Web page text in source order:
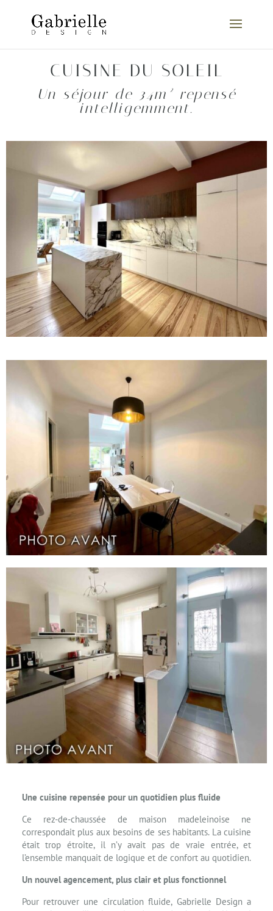
CUISINE DU SOLEIL
Un séjour de 34m² repensé
intelligemment.
Une cuisine repensée pour un quotidien plus fluide
Ce rez-de-chaussée de maison madeleinoise ne
correspondait plus aux besoins de ses habitants. La cuisine
était trop étroite, il n’y avait pas de vraie entrée, et
l’ensemble manquait de logique et de confort au quotidien.
Un nouvel agencement, plus clair et plus fonctionnel
Pour retrouver une circulation fluide, Gabrielle Design a